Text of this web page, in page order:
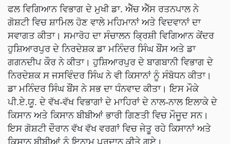
ਗੋਸ਼ਟੀ ਵਿਚ ਸ਼ਾਮਿਲ ਹੋਣ ਵਾਲੇ ਮਹਿਮਾਨਾਂ ਅਤੇ ਵਿਦਵਾਨਾਂ ਦਾ
ਸਵਾਗਤ ਕੀਤਾ। ਸਮਾਰੋਹ ਦਾ ਸੰਚਾਲਨ ਕ੍ਰਿਸ਼ੀ ਵਿਗਿਆਨ ਕੇਂਦਰ
ਹੁਸ਼ਿਆਰਪੁਰ ਦੇ ਨਿਰਦੇਸ਼ਕ ਡਾ ਮਨਿੰਦਰ ਸਿੰਘ ਬੌਂਸ ਅਤੇ ਡਾ
ਗਗਨਦੀਪ ਕੌਰ ਨੇ ਕੀਤਾ। ਹੁਸ਼ਿਆਰਪੁਰ ਦੇ ਬਾਗਬਾਨੀ ਵਿਭਾਗ ਦੇ
ਨਿਰਦੇਸ਼ਕ ਸ ਜਸਵਿੰਦਰ ਸਿੰਘ ਨੇ ਵੀ ਕਿਸਾਨਾਂ ਨੂੰ ਸੰਬੋਧਨ ਕੀਤਾ।
ਡਾ ਮਨਿੰਦਰ ਸਿੰਘ ਬੌਂਸ ਨੇ ਸਭ ਦਾ ਧੰਨਵਾਦ ਕੀਤਾ। ਇਸ ਮੌਕੇ
ਪੀ.ਏ.ਯੂ. ਦੇ ਵੱਖ-ਵੱਖ ਵਿਭਾਗਾਂ ਦੇ ਮਾਹਿਰਾਂ ਦੇ ਨਾਲ-ਨਾਲ ਇਲਾਕੇ ਦੇ
ਕਿਸਾਨ ਅਤੇ ਕਿਸਾਨ ਬੀਬੀਆਂ ਭਾਰੀ ਗਿਣਤੀ ਵਿਚ ਮੌਜੂਦ ਸਨ।
ਇਸ ਗੋਸ਼ਟੀ ਦੌਰਾਨ ਵੱਖ ਵੱਖ ਵਰਗਾਂ ਵਿਚ ਜੇਤੂ ਰਹੇ ਕਿਸਾਨਾਂ ਅਤੇ
ਕਿਸਾਨ ਬੀਬੀਆਂ ਨੂੰ ਇਨਾਮ ਪ੍ਰਦਾਨ ਕੀਤੇ ਗਏ।